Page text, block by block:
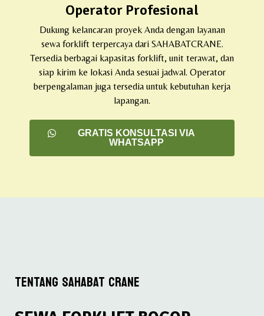
Operator Profesional
Dukung kelancaran proyek Anda dengan layanan
sewa forklift terpercaya dari SAHABATCRANE.
Tersedia berbagai kapasitas forklift, unit terawat, dan
siap kirim ke lokasi Anda sesuai jadwal. Operator
berpengalaman juga tersedia untuk kebutuhan kerja
lapangan.
GRATIS KONSULTASI VIA
WHATSAPP
TENTANG SAHABAT CRANE